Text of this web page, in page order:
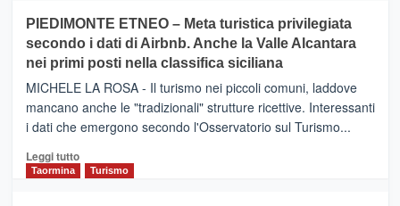
CATANIA
–
Inaugurato
il
collegamento
tra
e
Zanzibar
PIEDIMONTE ETNEO – Meta turistica privilegiata
secondo i dati di Airbnb. Anche la Valle Alcantara
nei primi posti nella classifica siciliana
MICHELE LA ROSA - Il turismo nei piccoli comuni, laddove
mancano anche le "tradizionali" strutture ricettive. Interessanti
i dati che emergono secondo l'Osservatorio sul Turismo...
Leggi tuttoLeggi
Taormina Turismo